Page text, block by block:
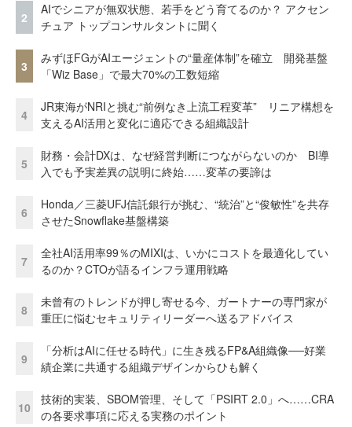
2
AIでシニアが無双状態、若手をどう育てるのか？ アクセン
チュア トップコンサルタントに聞く
3
みずほFGがAIエージェントの“量産体制”を確立 開発基盤
「Wiz Base」で最大70%の工数短縮
4
JR東海がNRIと挑む“前例なき上流工程変革” リニア構想を
支えるAI活用と変化に適応できる組織設計
5
財務・会計DXは、なぜ経営判断につながらないのか BI導
入でも予実差異の説明に終始……変革の要諦は
6
Honda／三菱UFJ信託銀行が挑む、“統治”と“俊敏性”を共存
させたSnowflake基盤構築
7
全社AI活用率99％のMIXIは、いかにコストを最適化してい
るのか？CTOが語るインフラ運用戦略
8
未曾有のトレンドが押し寄せる今、ガートナーの専門家が
重圧に悩むセキュリティリーダーへ送るアドバイス
9
「分析はAIに任せる時代」に生き残るFP&A組織像──好業
績企業に共通する組織デザインからひも解く
10
技術的実装、SBOM管理、そして「PSIRT 2.0」へ……CRA
の各要求事項に応える実務のポイント